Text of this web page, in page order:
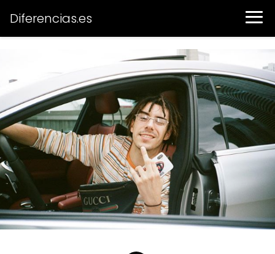
Diferencias.es